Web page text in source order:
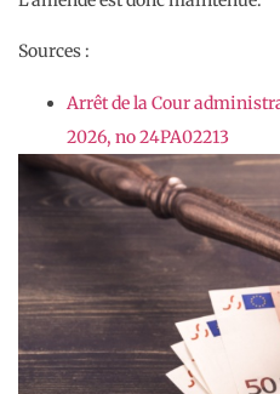
Sources :
Arrêt de la Cour
2026, no 24PA02213